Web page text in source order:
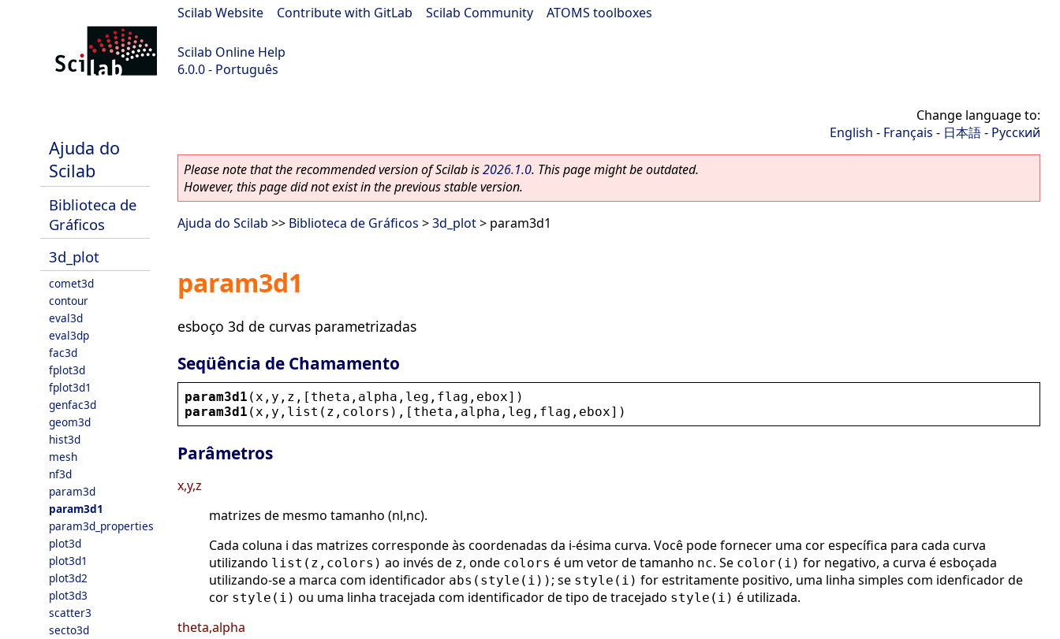
Scilab Website Contribute with GitLab Scilab Community ATOMS toolboxes
Scilab Online Help
6.0.0 - Português
Ajuda do
Scilab
Biblioteca de
Gráficos
3d_plot
comet3d
contour
eval3d
eval3dp
fac3d
fplot3d
fplot3d1
genfac3d
geom3d
hist3d
mesh
nf3d
param3d
param3d1
param3d_properties
plot3d
plot3d1
plot3d2
plot3d3
scatter3
secto3d
Change language to:
English - Français - 日本語- Русский
Please note that the recommended version of Scilab is2026.1.0. This page might be outdated.
However, this page did not exist in the previous stable version.
Ajuda do Scilab >> Biblioteca de Gráficos >3d_plot> param3d1
param3d1
esboço 3d de curvas parametrizadas
Seqüência de Chamamento
param3d1 ( x , y , z ,[ theta , alpha , leg , flag , ebox])
param3d1 ( x , y , list ( z , colors ),[ theta , alpha , leg , flag , ebox])
Parâmetros
x,y,z
matrizes de mesmo tamanho (nl,nc).
Cada coluna i das matrizes corresponde às coordenadas da i-ésima curva. Você pode fornecer uma cor específica para cada curva
utilizando list(z,colors) ao invés de z, onde colors é um vetor de tamanho nc. Se color(i) for negativo, a curva é esboçada
utilizando-se a marca com identificador abs(style(i)); se style(i) for estritamente positivo, uma linha simples com idenficador de
cor style(i) ou uma linha tracejada com identificador de tipo de tracejado style(i) é utilizada.
theta,alpha